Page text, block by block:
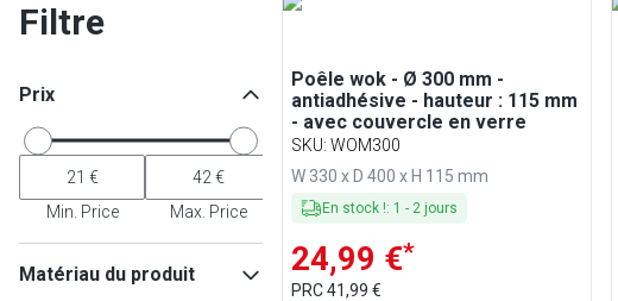
Filtre
Prix
Min. Price Max. Price
Matériau du produit
Poêle wok - Ø 300 mm -
antiadhésive - hauteur : 115 mm
- avec couvercle en verre
SKU: WOM300
W 330 x D 400 x H 115 mm
En stock !: 1 - 2 jours
24,99 €*
PRC41,99 €